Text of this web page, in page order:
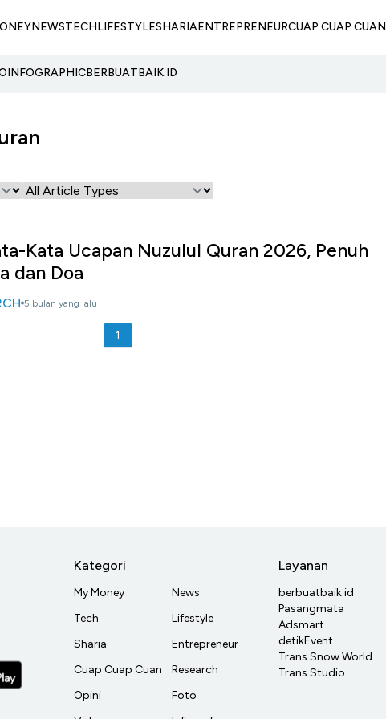
NEWSTECHLIFESTYLESHARIAENTREPRENEURCUAP CUAP CUAN
INFOGRAPHICBERBUATBAIK.ID
Kata Ucapan Nuzulul Quran 2026, Penuh
dan Doa
5 bulan yang lalu
1
Kategori
My Money
Tech
Sharia
Cuap Cuap Cuan
Opini
News
Lifestyle
Entrepreneur
Research
Foto
Layanan
berbuatbaik.id
Pasangmata
Adsmart
detikEvent
Trans Snow World
Trans Studio